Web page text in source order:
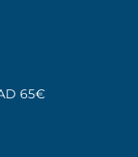
65€